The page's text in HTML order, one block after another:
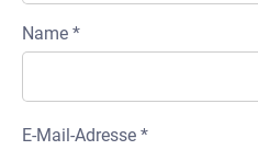
Name *
E-Mail-Adresse *